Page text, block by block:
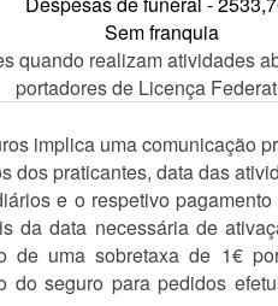
Sem franquia
quando realizam atividades
portadores de Licença
implica uma comunicação
dos praticantes, data das
e o respetivo
da data necessária de
de uma sobretaxa de 1€
do seguro para pedidos